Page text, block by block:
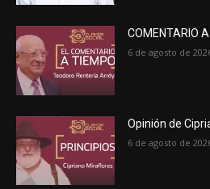
COMENTARIO
6 de agosto de
Opinión de
6 de agosto de